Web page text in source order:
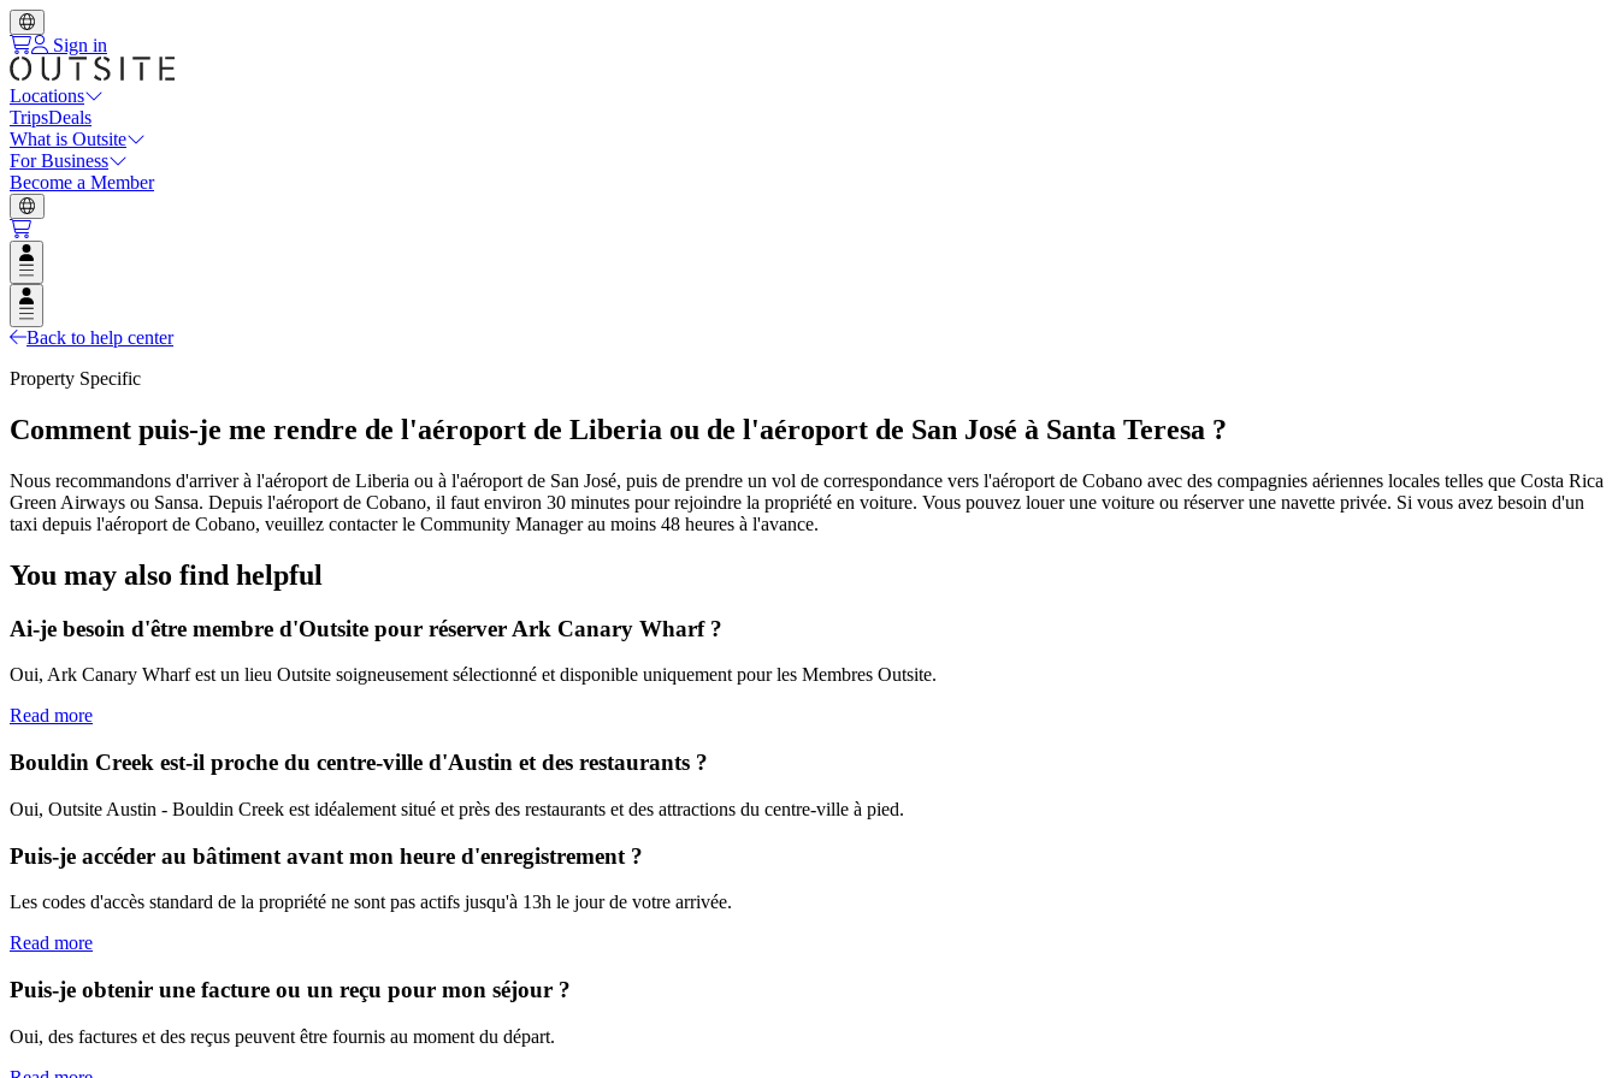
Sign in
Locations
TripsDeals
What is Outsite
For Business
Become a Member
Open user menu
Open user menu
Back to help center
Property Specific
Comment puis-je me rendre de l'aéroport de Liberia ou de l'aéroport de San José à Santa Teresa ?
Nous recommandons d'arriver à l'aéroport de Liberia ou à l'aéroport de San José, puis de prendre un vol de correspondance vers l'aéroport de Cobano avec des compagnies aériennes locales telles que Costa Rica
Green Airways ou Sansa. Depuis l'aéroport de Cobano, il faut environ 30 minutes pour rejoindre la propriété en voiture. Vous pouvez louer une voiture ou réserver une navette privée. Si vous avez besoin d'un
taxi depuis l'aéroport de Cobano, veuillez contacter le Community Manager au moins 48 heures à l'avance.
You may also find helpful
Ai-je besoin d'être membre d'Outsite pour réserver Ark Canary Wharf ?
Oui, Ark Canary Wharf est un lieu Outsite soigneusement sélectionné et disponible uniquement pour les Membres Outsite.
Read more
Bouldin Creek est-il proche du centre-ville d'Austin et des restaurants ?
Oui, Outsite Austin - Bouldin Creek est idéalement situé et près des restaurants et des attractions du centre-ville à pied.
Puis-je accéder au bâtiment avant mon heure d'enregistrement ?
Les codes d'accès standard de la propriété ne sont pas actifs jusqu'à 13h le jour de votre arrivée.
Read more
Puis-je obtenir une facture ou un reçu pour mon séjour ?
Oui, des factures et des reçus peuvent être fournis au moment du départ.